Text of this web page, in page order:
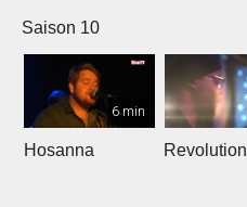
Saison 10
6 min
Hosanna Revolution